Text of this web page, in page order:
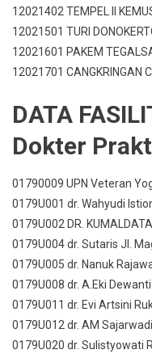
12021402 TEMPEL II
12021501 TURI
12021601 PAKEM
12021701 CANGKRINGAN
DATA
Dokter
01790009 UPN Veteran
0179U001 dr. Wahyudi
0179U002 DR.
0179U004 dr. Sutaris Jl.
0179U005 dr. Nanuk
0179U008 dr. A.Eki
0179U011 dr. Evi Artsini
0179U012 dr. AM
0179U020 dr. Sulistyowati